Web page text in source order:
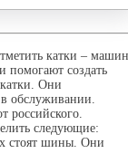
катки –
помогают создать
Они
обслуживании.
российского.
следующие:
стоят шины. Они